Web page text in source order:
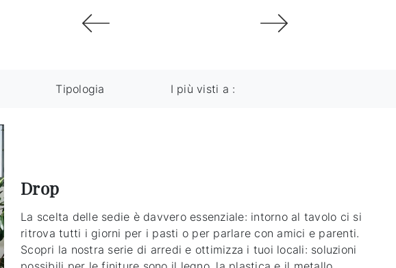
Tipologia I più visti a :
Drop
La scelta delle sedie è davvero essenziale: intorno al tavolo ci si
ritrova tutti i giorni per i pasti o per parlare con amici e parenti.
Scopri la nostra serie di arredi e ottimizza i tuoi locali: soluzioni